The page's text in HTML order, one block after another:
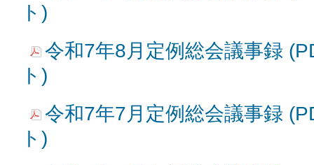
ト)
令和7年8月定例総会議事録
ト)
令和7年7月定例総会議事録
ト)